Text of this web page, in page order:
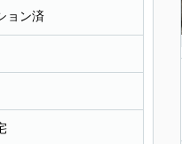
ョン済